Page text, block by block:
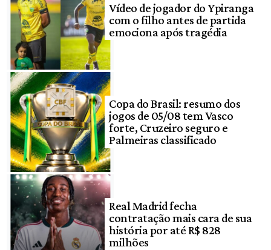
Vídeo de jogador do Ypiranga
com o filho antes de partida
emociona após tragédia
Copa do Brasil: resumo dos
jogos de 05/08 tem Vasco
forte, Cruzeiro seguro e
Palmeiras classificado
Real Madrid fecha
contratação mais cara de sua
história por até R$ 828
milhões